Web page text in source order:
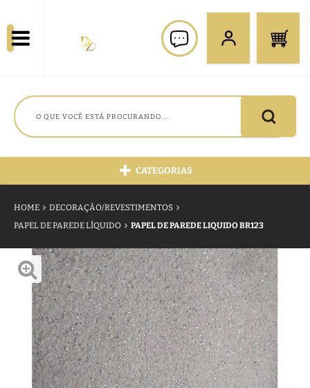
CATEGORIAS
HOME
DECORAÇÃO/REVESTIMENTOS
PAPEL DE PAREDE LÍQUIDO
PAPEL DE PAREDE LIQUIDO BR123